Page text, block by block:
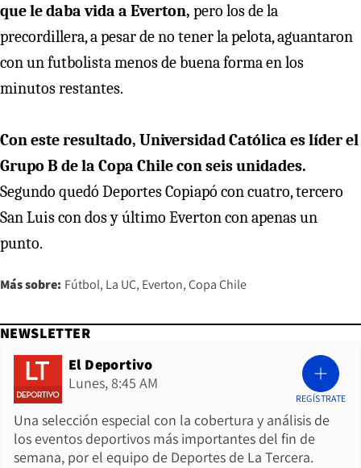
que le daba vida a Everton, pero los de la
precordillera, a pesar de no tener la pelota, aguantaron
con un futbolista menos de buena forma en los
minutos restantes.
Con este resultado, Universidad Católica es líder el
Grupo B de la Copa Chile con seis unidades.
Segundo quedó Deportes Copiapó con cuatro, tercero
San Luis con dos y último Everton con apenas un
punto.
Más sobre: Fútbol La UC Everton Copa Chile
NEWSLETTER
El Deportivo
Lunes, 8:45 AM
Una selección especial con la cobertura y análisis de
los eventos deportivos más importantes del fin de
semana, por el equipo de Deportes de La Tercera.
REGÍSTRATE